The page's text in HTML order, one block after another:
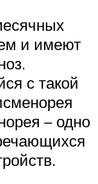
и имеют
с такой
– одно